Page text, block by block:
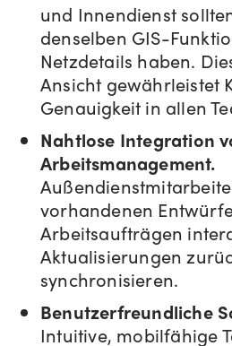
und Innendienst
denselben GIS-
Netzdetails haben.
Ansicht gewährleistet
Genauigkeit in allen
Nahtlose Integration
Arbeitsmanagement.
vorhandenen
Arbeitsaufträgen
Aktualisierungen
synchronisieren.
Benutzerfreundliche
Intuitive, mobilfähige